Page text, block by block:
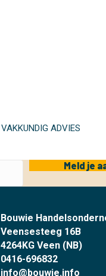
VAKKUNDIG ADVIES
Meld je
Bouwie
Veensesteeg 16B
4264KG Veen (NB)
0416-696832
info@bouwie.info